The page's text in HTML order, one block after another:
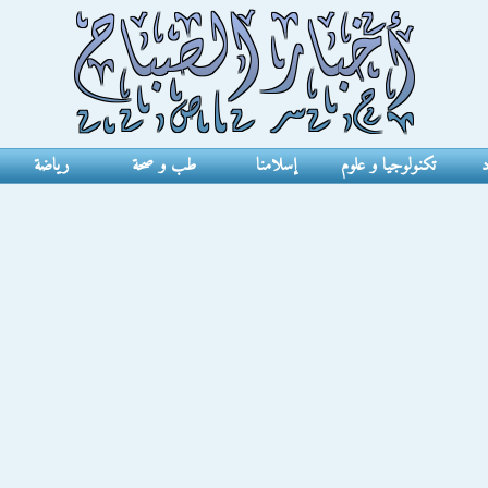
تكنولوجيا و علوم إسلامنا طب و صحة رياضة